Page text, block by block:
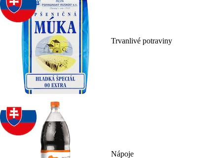
Trvanlivé potraviny
Nápoje